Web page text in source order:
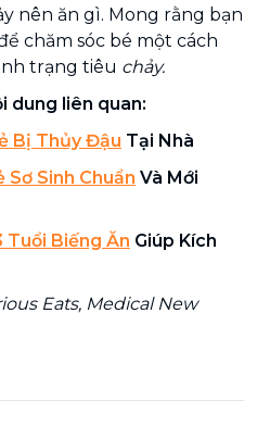
nên ăn gì. Mong rằng bạn
chăm sóc bé một cách
trạng tiêu chảy.
dung liên quan:
Bị Thủy Đậu Tại Nhà
Sơ Sinh Chuẩn Và Mới
Tuổi Biếng Ăn Giúp Kích
Eats, Medical New